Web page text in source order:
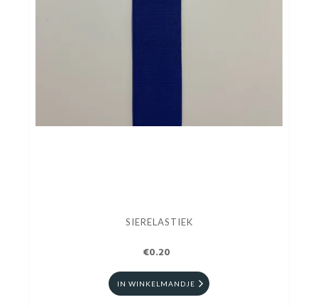
SIERELASTIEK
€0.20
IN WINKELMANDJE